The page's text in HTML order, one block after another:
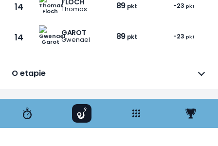
14 FLOCH
Thomas 89 pkt -23 pkt
14 GAROT
Gwenael 89 pkt -23 pkt
O etapie